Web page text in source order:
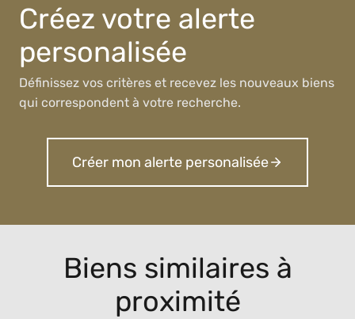
Créez votre alerte
personalisée
Définissez vos critères et recevez les nouveaux biens
qui correspondent à votre recherche.
Créer mon alerte personalisée
Biens similaires à
proximité